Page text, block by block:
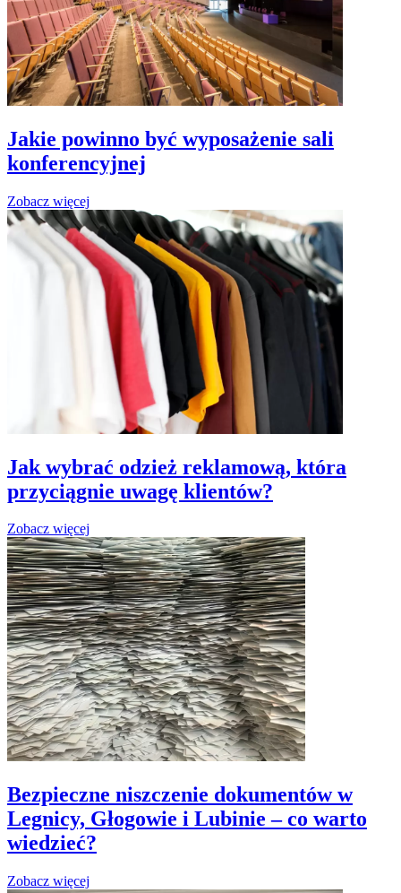
Jakie powinno być wyposażenie sali
konferencyjnej
Zobacz więcej
Jak wybrać odzież reklamową, która
przyciągnie uwagę klientów?
Zobacz więcej
Bezpieczne niszczenie dokumentów w
Legnicy, Głogowie i Lubinie – co warto
wiedzieć?
Zobacz więcej